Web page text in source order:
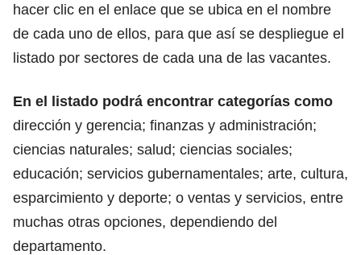
hacer clic en el enlace que se ubica en el nombre
de cada uno de ellos, para que así se despliegue el
listado por sectores de cada una de las vacantes.
En el listado podrá encontrar categorías como
dirección y gerencia; finanzas y administración;
ciencias naturales; salud; ciencias sociales;
educación; servicios gubernamentales; arte, cultura,
esparcimiento y deporte; o ventas y servicios, entre
muchas otras opciones, dependiendo del
departamento.